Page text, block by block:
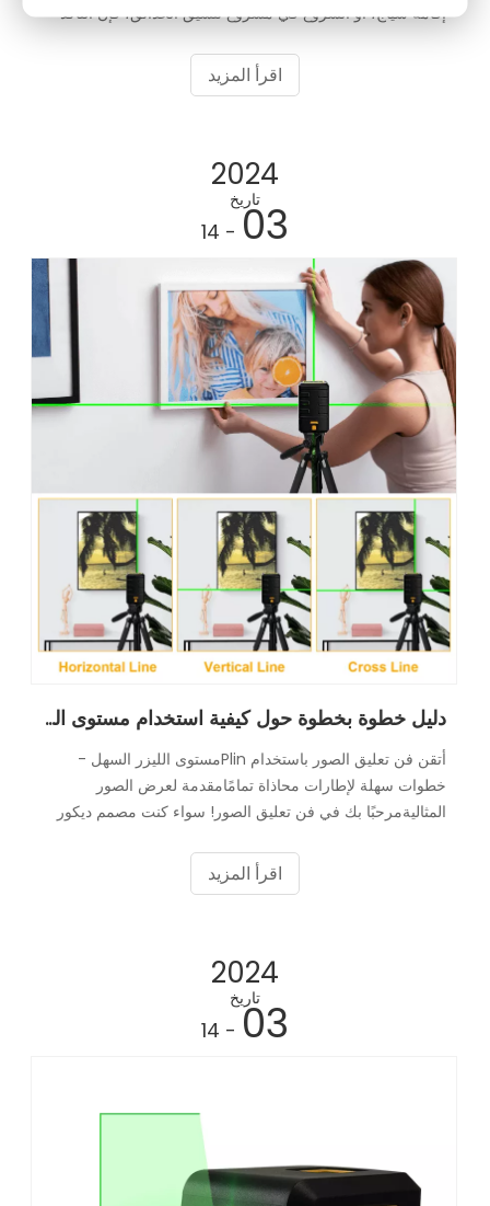
إقامة سياج، أو الشروع في مشروع تنسيق الحدائق، فإن التأكد
أداة واحدة ترقى إلى مستوى التحدي
اقرأ المزيد
2024
تاريخ
03
- 14
دليل خطوة بخطوة حول كيفية استخدام مستوى الليزر لتعليق الصور
أتقن فن تعليق الصور باستخدام Plinمستوى الليزر السهل -
خطوات سهلة لإطارات محاذاة تمامًامقدمة لعرض الصور
المثاليةمرحبًا بك في فن تعليق الصور! سواء كنت مصمم ديكور
مساحة معيشتك، فإن الصور المعلقة يمكن أن تكون فورية
اقرأ المزيد
2024
تاريخ
03
- 14